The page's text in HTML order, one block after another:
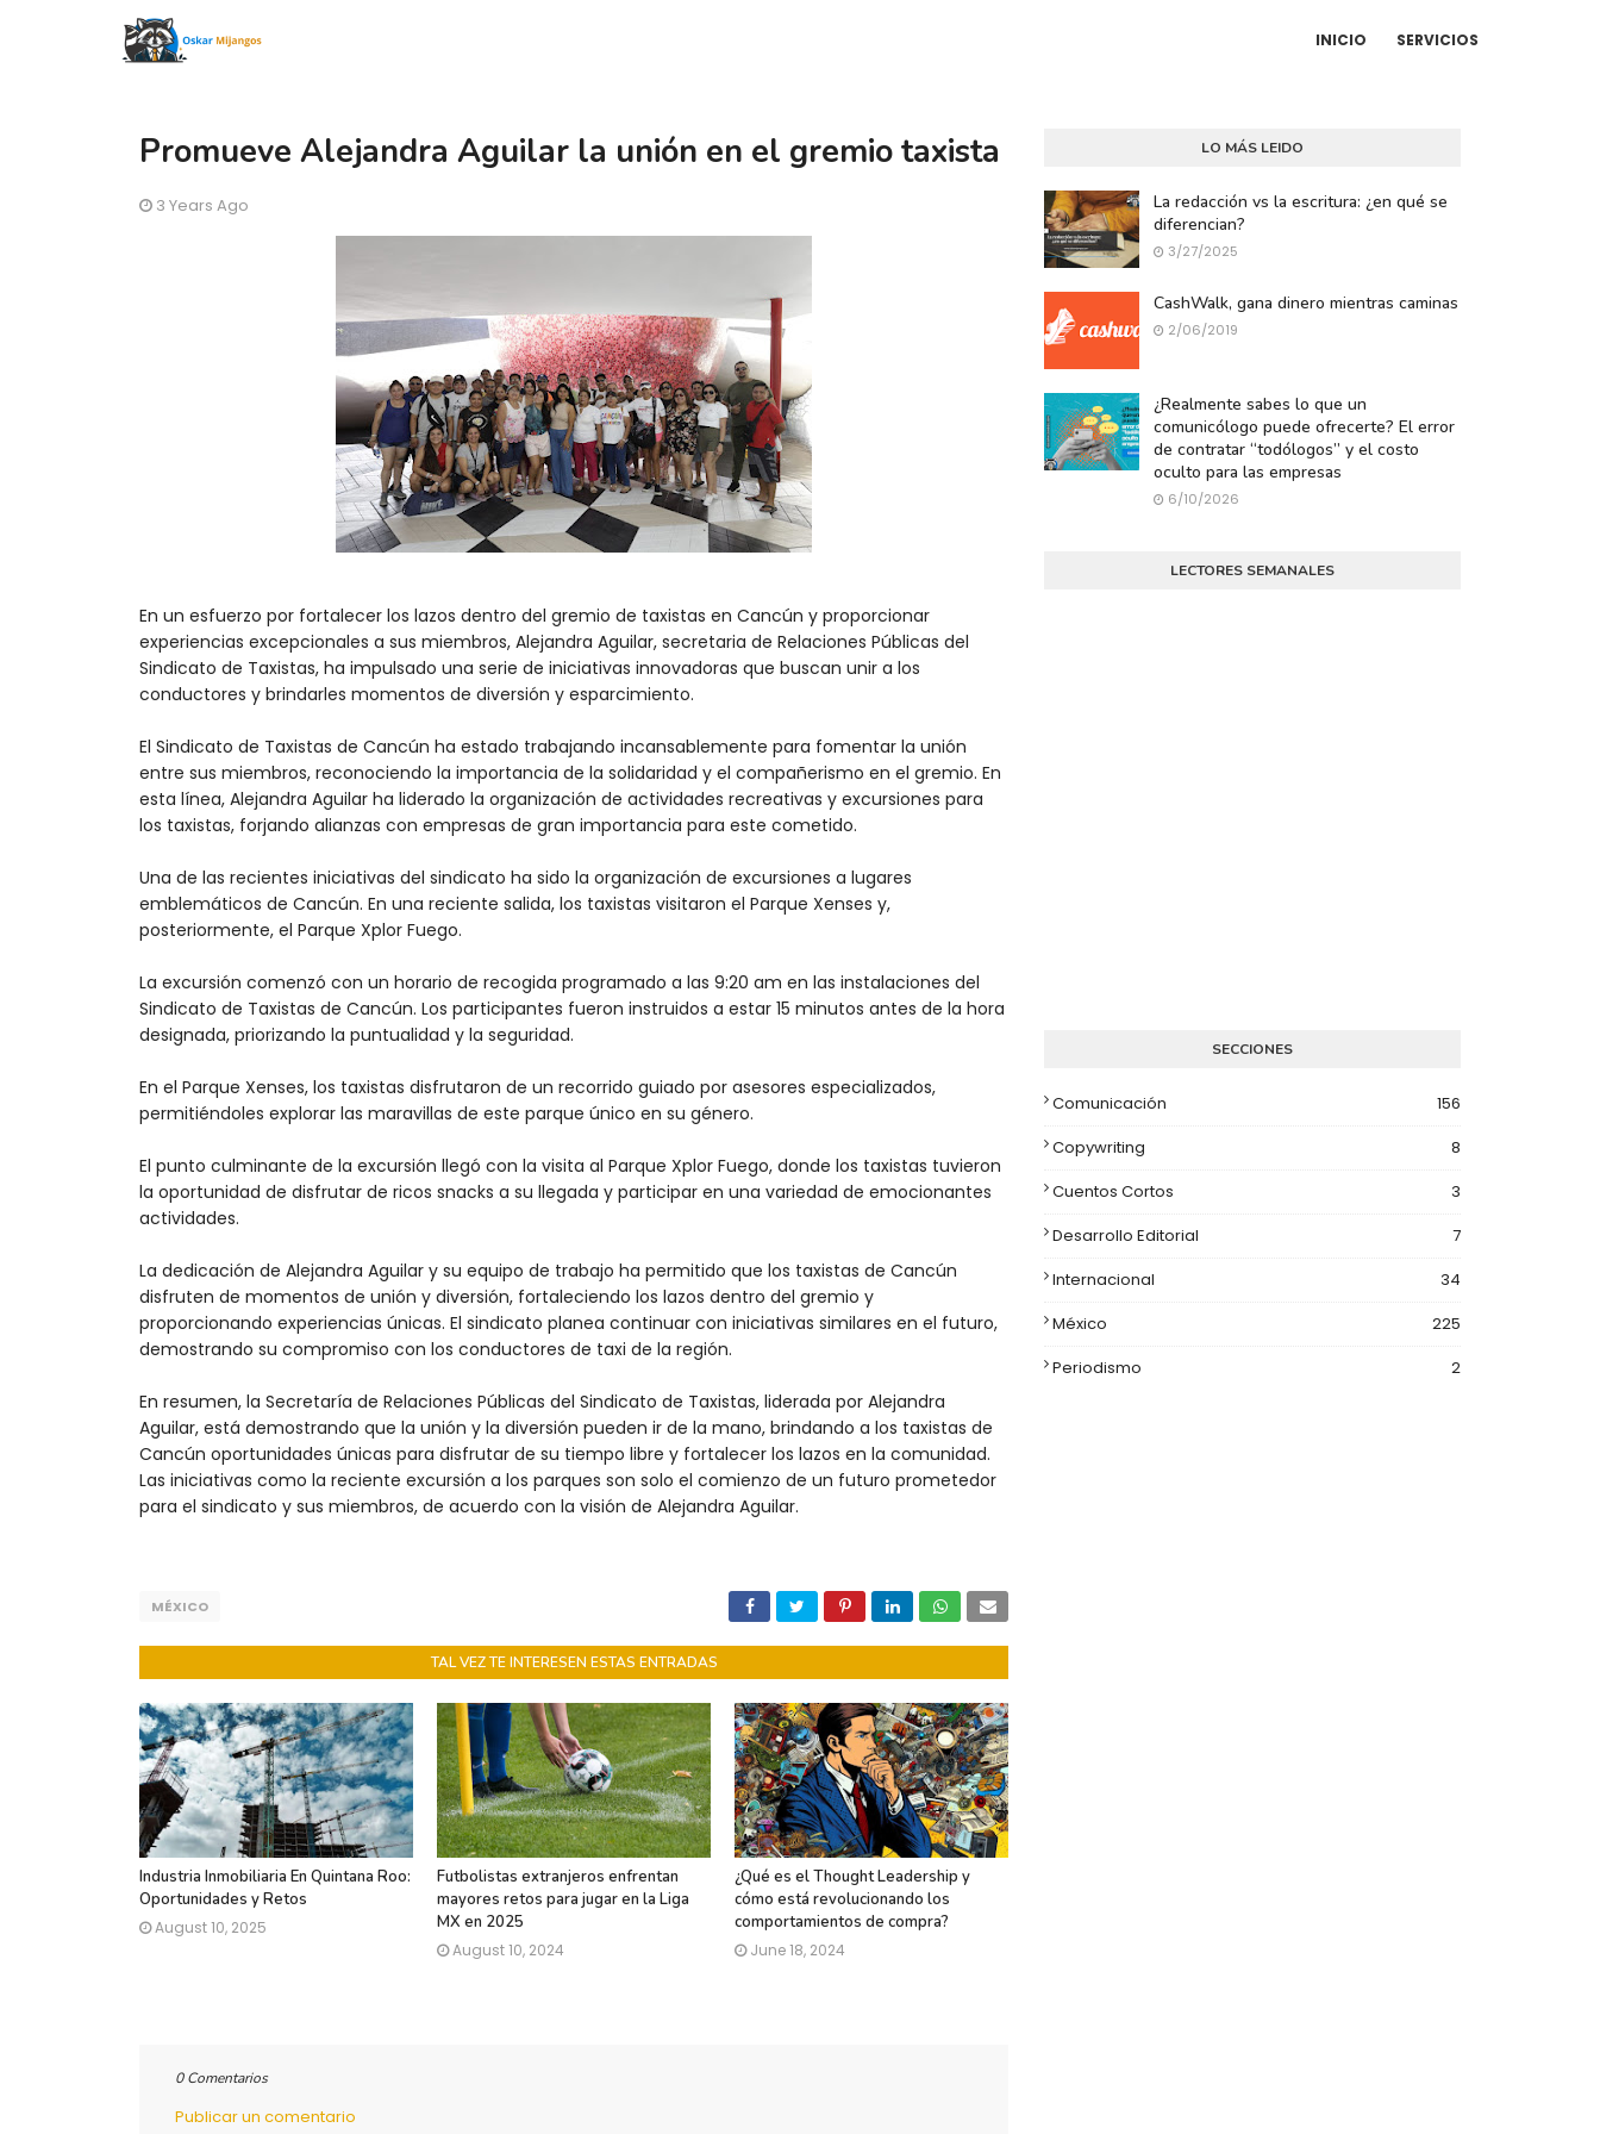
INICIO SERVICIOS
Promueve Alejandra Aguilar la unión en el gremio taxista
3 Years Ago
En un esfuerzo por fortalecer los lazos dentro del gremio de taxistas en Cancún y proporcionar
experiencias excepcionales a sus miembros, Alejandra Aguilar, secretaria de Relaciones Públicas del
Sindicato de Taxistas, ha impulsado una serie de iniciativas innovadoras que buscan unir a los
conductores y brindarles momentos de diversión y esparcimiento.
El Sindicato de Taxistas de Cancún ha estado trabajando incansablemente para fomentar la unión
entre sus miembros, reconociendo la importancia de la solidaridad y el compañerismo en el gremio. En
esta línea, Alejandra Aguilar ha liderado la organización de actividades recreativas y excursiones para
los taxistas, forjando alianzas con empresas de gran importancia para este cometido.
Una de las recientes iniciativas del sindicato ha sido la organización de excursiones a lugares
emblemáticos de Cancún. En una reciente salida, los taxistas visitaron el Parque Xenses y,
posteriormente, el Parque Xplor Fuego.
La excursión comenzó con un horario de recogida programado a las 9:20 am en las instalaciones del
Sindicato de Taxistas de Cancún. Los participantes fueron instruidos a estar 15 minutos antes de la hora
designada, priorizando la puntualidad y la seguridad.
En el Parque Xenses, los taxistas disfrutaron de un recorrido guiado por asesores especializados,
permitiéndoles explorar las maravillas de este parque único en su género.
El punto culminante de la excursión llegó con la visita al Parque Xplor Fuego, donde los taxistas tuvieron
la oportunidad de disfrutar de ricos snacks a su llegada y participar en una variedad de emocionantes
actividades.
La dedicación de Alejandra Aguilar y su equipo de trabajo ha permitido que los taxistas de Cancún
disfruten de momentos de unión y diversión, fortaleciendo los lazos dentro del gremio y
proporcionando experiencias únicas. El sindicato planea continuar con iniciativas similares en el futuro,
demostrando su compromiso con los conductores de taxi de la región.
En resumen, la Secretaría de Relaciones Públicas del Sindicato de Taxistas, liderada por Alejandra
Aguilar, está demostrando que la unión y la diversión pueden ir de la mano, brindando a los taxistas de
Cancún oportunidades únicas para disfrutar de su tiempo libre y fortalecer los lazos en la comunidad.
Las iniciativas como la reciente excursión a los parques son solo el comienzo de un futuro prometedor
para el sindicato y sus miembros, de acuerdo con la visión de Alejandra Aguilar.
MÉXICO
TAL VEZ TE INTERESEN ESTAS ENTRADAS
Industria Inmobiliaria En Quintana Roo:
Oportunidades y Retos
August 10, 2025
Futbolistas extranjeros enfrentan
mayores retos para jugar en la Liga
MX en 2025
August 10, 2024
¿Qué es el Thought Leadership y
cómo está revolucionando los
comportamientos de compra?
June 18, 2024
0 Comentarios
Publicar un comentario
LO MÁS LEIDO
La redacción vs la escritura: ¿en qué se
diferencian?
3/27/2025
CashWalk, gana dinero mientras caminas
2/06/2019
¿Realmente sabes lo que un
comunicólogo puede ofrecerte? El error
de contratar “todólogos” y el costo
oculto para las empresas
6/10/2026
LECTORES SEMANALES
SECCIONES
Comunicación
156
Copywriting
8
Cuentos Cortos
3
Desarrollo Editorial
7
Internacional
34
México
225
Periodismo
2